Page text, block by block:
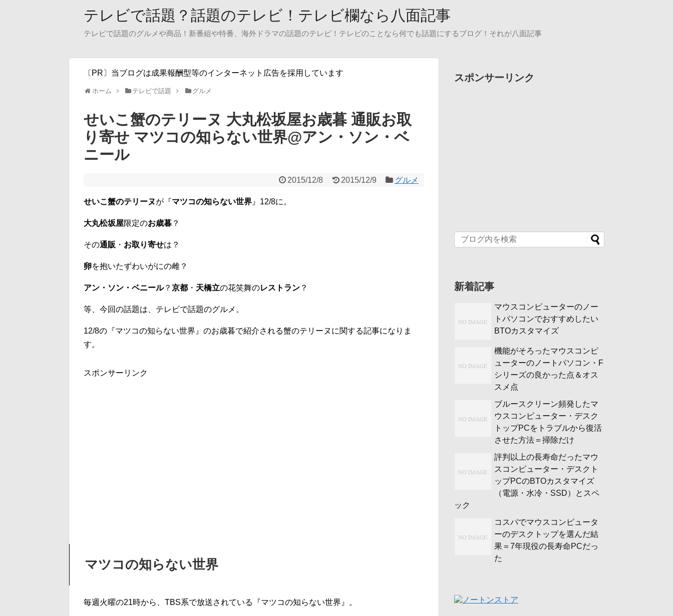
テレビで話題？話題のテレビ！テレビ欄なら八面記事
テレビで話題のグルメや商品！新番組や特番、海外ドラマの話題のテレビ！テレビのことなら何でも話題にするブログ！それが八面記事
〔PR〕当ブログは成果報酬型等のインターネット広告を採用しています
ホーム テレビで話題 グルメ
せいこ蟹のテリーヌ 大丸松坂屋お歳暮 通販お取
り寄せ マツコの知らない世界@アン・ソン・ベ
ニール
2015/12/8 2015/12/9 グルメ
せいこ蟹のテリーヌが『マツコの知らない世界 』12/8に。
大丸松坂屋限定のお歳暮 ？
その通販 ・ お取り寄せは？
卵を抱いたずわいがにの雌？
アン・ソン・ベニール？ 京都 ・ 天橋立の花笑舞のレストラン ？
等、今回の話題は、テレビで話題のグルメ。
12/8の『マツコの知らない世界』のお歳暮で紹介される蟹のテリーヌに関する記事になりま
す。
スポンサーリンク
マツコの知らない世界
毎週火曜の21時から、TBS系で放送されている『マツコの知らない世界』。
スポンサーリンク
新着記事
マウスコンピューターのノー
トパソコンでおすすめしたい
BTOカスタマイズ
機能がそろったマウスコンピ
ューターのノートパソコン・F
シリーズの良かった点＆オス
スメ点
ブルースクリーン頻発したマ
ウスコンピューター・デスク
トップPCをトラブルから復活
させた方法＝掃除だけ
評判以上の長寿命だったマウ
スコンピューター・デスクト
ップPCのBTOカスタマイズ
（電源・水冷・SSD）とスペ
ック
コスパでマウスコンピュータ
ーのデスクトップを選んだ結
果＝7年現役の長寿命PCだっ
た